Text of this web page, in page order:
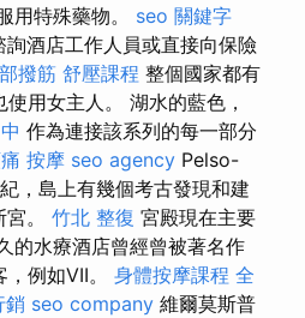
用特殊藥物。 seo 關鍵字
酒店工作人員或直接向保險
撥筋 舒壓課程 整個國家都有
用女主人。 湖水的藍色，
作為連接該系列的每一部分
按摩 seo agency Pelso-
，島上有幾個考古發現和建
。 竹北 整復 宮殿現在主要
的水療酒店曾經曾被著名作
例如VII。 身體按摩課程 全
銷 seo company 維爾莫斯普